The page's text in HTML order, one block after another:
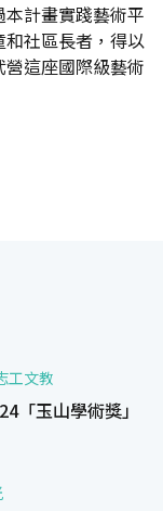
計畫實踐藝術平
社區長者，得以
這座國際級藝術
工文教
「玉山學術獎」